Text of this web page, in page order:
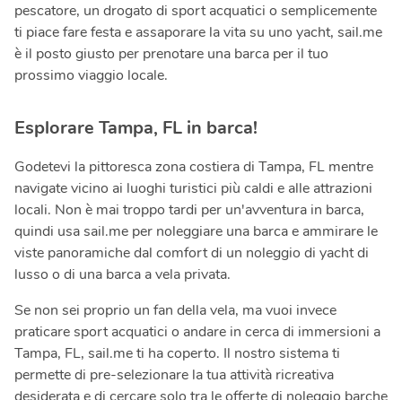
pescatore, un drogato di sport acquatici o semplicemente
ti piace fare festa e assaporare la vita su uno yacht, sail.me
è il posto giusto per prenotare una barca per il tuo
prossimo viaggio locale.
Esplorare Tampa, FL in barca!
Godetevi la pittoresca zona costiera di Tampa, FL mentre
navigate vicino ai luoghi turistici più caldi e alle attrazioni
locali. Non è mai troppo tardi per un'avventura in barca,
quindi usa sail.me per noleggiare una barca e ammirare le
viste panoramiche dal comfort di un noleggio di yacht di
lusso o di una barca a vela privata.
Se non sei proprio un fan della vela, ma vuoi invece
praticare sport acquatici o andare in cerca di immersioni a
Tampa, FL, sail.me ti ha coperto. Il nostro sistema ti
permette di pre-selezionare la tua attività ricreativa